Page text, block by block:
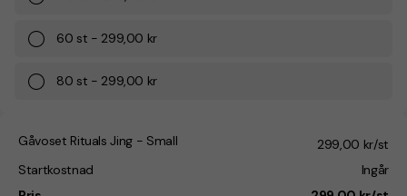
60 st - 299,00 kr
80 st - 299,00 kr
Gåvoset Rituals Jing - Small
299,00 kr/st
Startkostnad
Ingår